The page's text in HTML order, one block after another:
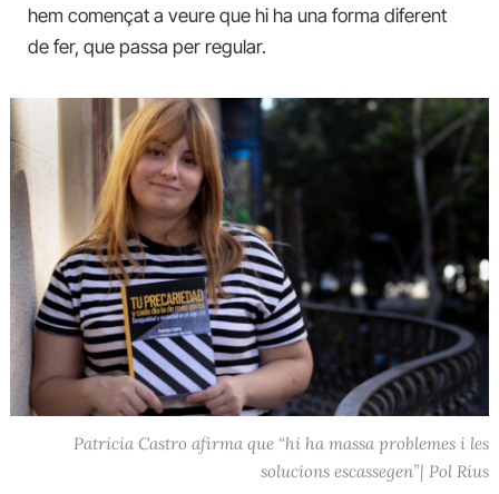
hem començat a veure que hi ha una forma diferent
de fer, que passa per regular.
Patricia Castro afirma que “hi ha massa problemes i les
solucions escassegen”| Pol Rius